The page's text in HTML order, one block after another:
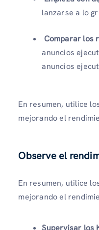
lanzarse a lo
Comparar los
anuncios
anuncios
En resumen, utilice
mejorando el
Observe el
En resumen, utilice
mejorando el
Supervisar los